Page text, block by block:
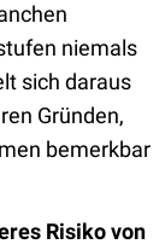
niemals
sich daraus
Gründen,
bemerkbar
Risiko von